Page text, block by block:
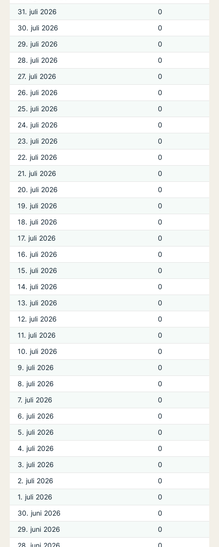
31. juli 2026
0
30. juli 2026
0
29. juli 2026
0
28. juli 2026
0
27. juli 2026
0
26. juli 2026
0
25. juli 2026
0
24. juli 2026
0
23. juli 2026
0
22. juli 2026
0
21. juli 2026
0
20. juli 2026
0
19. juli 2026
0
18. juli 2026
0
17. juli 2026
0
16. juli 2026
0
15. juli 2026
0
14. juli 2026
0
13. juli 2026
0
12. juli 2026
0
11. juli 2026
0
10. juli 2026
0
9. juli 2026
0
8. juli 2026
0
7. juli 2026
0
6. juli 2026
0
5. juli 2026
0
4. juli 2026
0
3. juli 2026
0
2. juli 2026
0
1. juli 2026
0
30. juni 2026
0
29. juni 2026
0
28. juni 2026
0